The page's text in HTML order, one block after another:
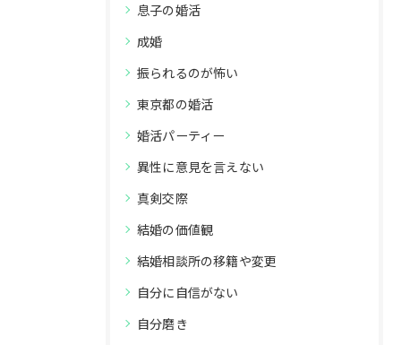
息子の婚活
成婚
振られるのが怖い
東京都の婚活
婚活パーティー
異性に意見を言えない
真剣交際
結婚の価値観
結婚相談所の移籍や変更
自分に自信がない
自分磨き